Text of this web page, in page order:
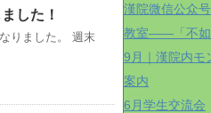
した！
りました。 週末
漢院微信公众
教室——「不如
9月｜漢院内モ
案内
6月学生交流会